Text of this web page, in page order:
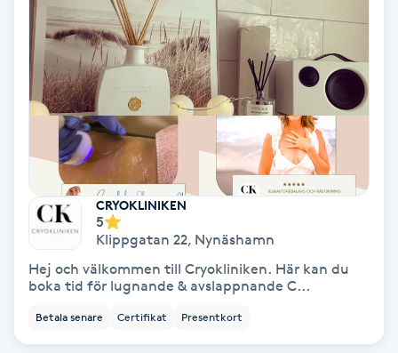
Eyeliner-tatuering
Face framing
Faceliftmassage
Fet hårbotten
Fettreducering
Fibromassage
CRYOKLINIKEN
5
Klippgatan 22, Nynäshamn
Hej och välkommen till Cryokliniken. Här kan du
boka tid för lugnande & avslappnande C...
Betala senare Certifikat Presentkort